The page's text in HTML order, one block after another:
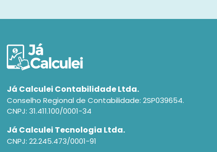
Já Calculei Contabilidade Ltda.
Conselho Regional de Contabilidade: 2SP039654.
CNPJ: 31.411.100/0001-34
Já Calculei Tecnologia Ltda.
CNPJ: 22.245.473/0001-91